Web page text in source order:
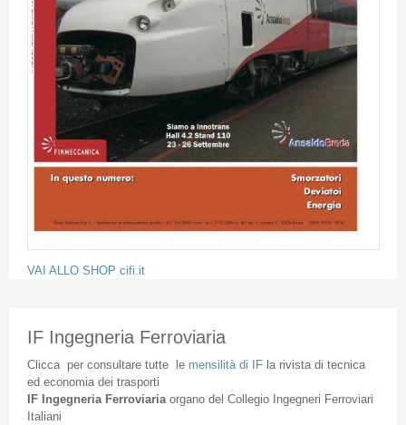
VAI ALLO SHOP cifi.it
IF Ingegneria Ferroviaria
Cliccaper consultare tuttele mensilità di IFla rivista di tecnica
ed economia dei trasporti
IF Ingegneria Ferroviaria organodel Collegio Ingegneri Ferroviari
Italiani